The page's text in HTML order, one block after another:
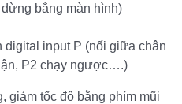
bằng màn hình)
digital input P (nối giữa chân
P2 chạy ngược….)
giảm tốc độ bằng phím mũi